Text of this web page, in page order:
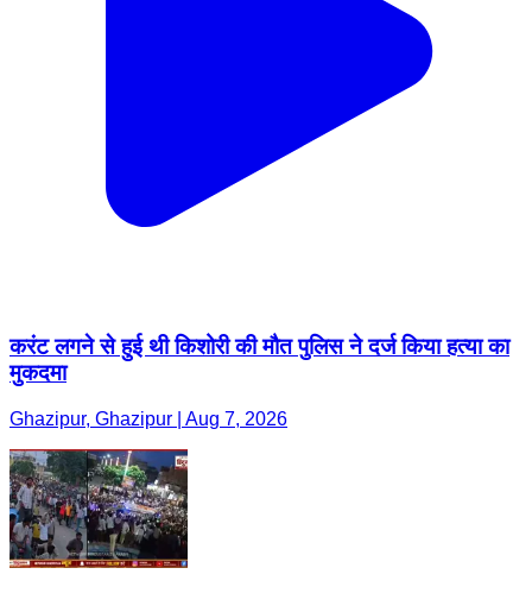
करंट लगने से हुई थी किशोरी की मौत पुलिस ने दर्ज किया हत्या का
मुकदमा
Ghazipur, Ghazipur | Aug 7, 2026